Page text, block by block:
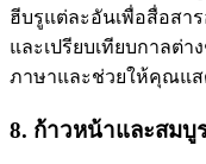
ฮีบรูแต่ละอันเพื่อสื่อสา
และเปรียบเทียบกาลต่
ภาษาและช่วยให้คุณแส
8. ก้าวหน้าและสม